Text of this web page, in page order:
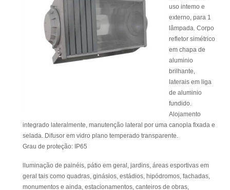
uso intemo e
externo, para 1
lâmpada. Corpo
refletor simétrico
em chapa de
aluminio
brilhante,
laterais em liga
de aluminio
fundido.
Alojamento
integrado lateralmente, manutenção lateral por uma canopla fixada e
selada. Difusor em vidro plano temperado transparente.
Grau de proteção: IP65
lluminação de painéis, pátio em geral, jardins, áreas esportivas em
geral tais como quadras, ginásios, estádios, hipódromos, fachadas,
monumentos e ainda, estacionamentos, canteiros de obras,